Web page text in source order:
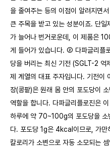
을 줄여주는 등의 이점이 알려지면
큰 주목을 받고 있는 성분이죠. 단
가 늘어나 번거로운데, 이 제품은
게 들어가 있습니다. ② 다파글리
당을 버리는 최신 기전 (SGLT-2 억
제 계열의 대표 주자입니다. 기전이
장(콩팥)은 원래 몸 안의 포도당이
역할을 합니다. 다파글리플로진은
하루에 약 70~100g의 포도당을 소
다. 포도당 1g은 4kcal이므로, 가
칼로리가 소변으로 자동 소모되는